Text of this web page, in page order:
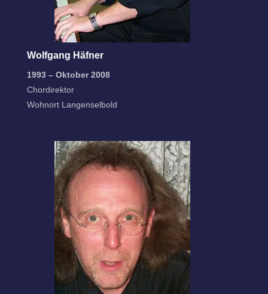
Wolfgang Häfner
1993 – Oktober 2008
Chordirektor
Wohnort Langenselbold